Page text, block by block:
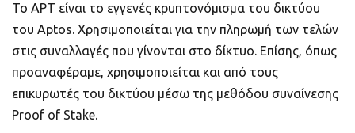
Το APT είναι το εγγενές κρυπτονόμισμα του δικτύου
του Aptos. Χρησιμοποιείται για την πληρωμή των τελών
στις συναλλαγές που γίνονται στο δίκτυο. Επίσης, όπως
προαναφέραμε, χρησιμοποιείται και από τους
επικυρωτές του δικτύου μέσω της μεθόδου συναίνεσης
Proof of Stake.